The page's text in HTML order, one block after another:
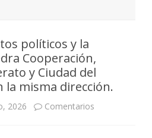
políticos y la
Cooperación,
y Ciudad del
la misma dirección.
2026 Comentarios